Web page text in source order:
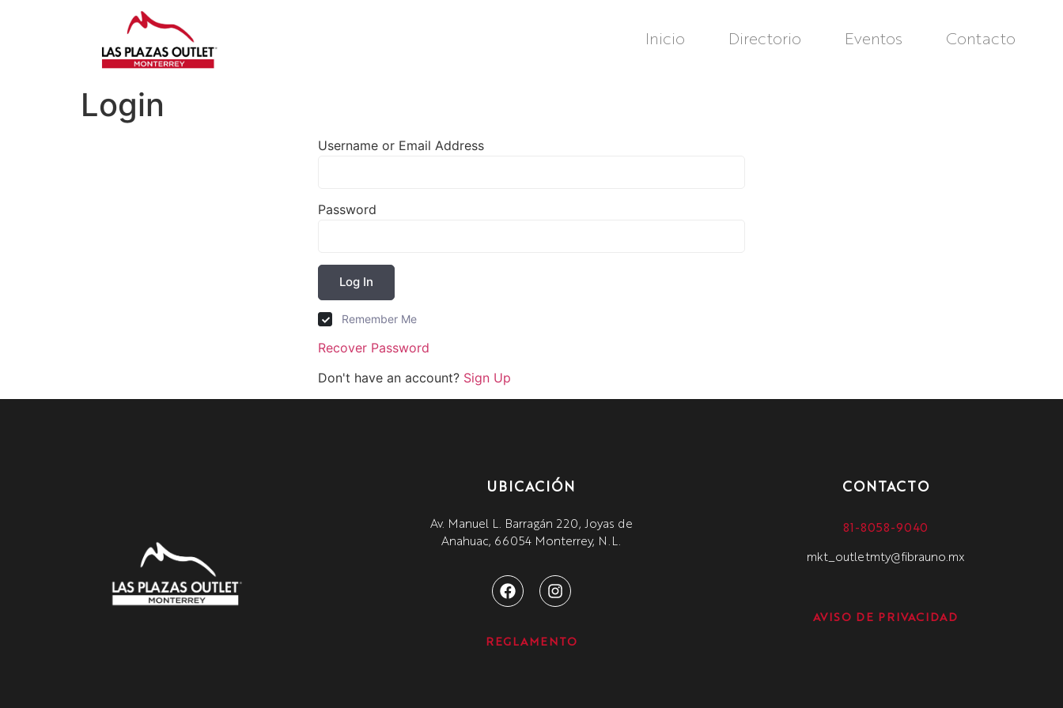
Inicio Directorio Eventos Contacto
Login
Username or Email Address
Password
Log In
Remember Me
Recover Password
Don't have an account? Sign Up
UBICACIÓN
Av. Manuel L. Barragán 220, Joyas de
Anahuac, 66054 Monterrey, N.L.
REGLAMENTO
CONTACTO
81-8058-9040
mkt_outletmty@fibrauno.mx
AVISO DE PRIVACIDAD